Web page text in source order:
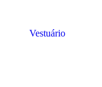
Vestuário